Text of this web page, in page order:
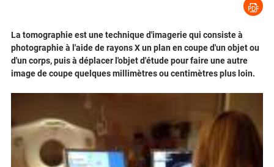
La tomographie est une technique d'imagerie qui consiste à
photographie à l'aide de rayons X un plan en coupe d'un objet ou
d'un corps, puis à déplacer l'objet d'étude pour faire une autre
image de coupe quelques millimètres ou centimètres plus loin.